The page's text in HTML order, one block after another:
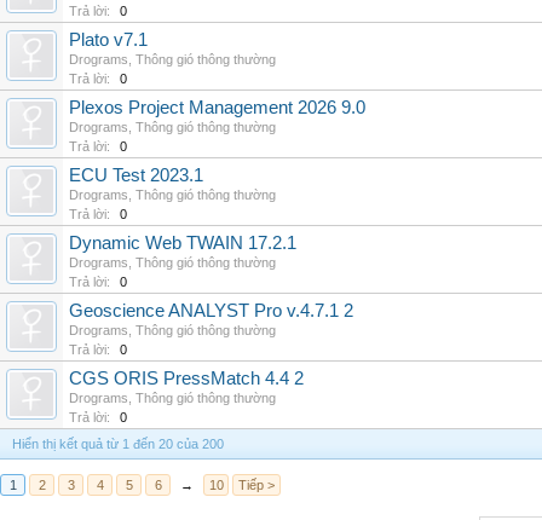
Trả lời:
0
Plato v7.1
Drograms Thông gió thông thường
Trả lời:
0
Plexos Project Management 2026 9.0
Drograms Thông gió thông thường
Trả lời:
0
ECU Test 2023.1
Drograms Thông gió thông thường
Trả lời:
0
Dynamic Web TWAIN 17.2.1
Drograms Thông gió thông thường
Trả lời:
0
Geoscience ANALYST Pro v.4.7.1 2
Drograms Thông gió thông thường
Trả lời:
0
CGS ORIS PressMatch 4.4 2
Drograms Thông gió thông thường
Trả lời:
0
Hiển thị kết quả từ 1 đến 20 của 200
1 2 3 4 5 6 → 10 Tiếp >